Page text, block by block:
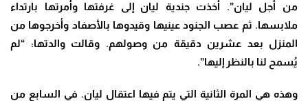
من أجل ليان”. أخذت جندية ليان إلى غرفتها وأمرتها بارتداء
ملابسها. ثم عصب الجنود عينيها وقيدوها بالأصفاد وأخرجوها من
المنزل بعد عشرين دقيقة من وصولهم. وقالت والدتها: “لم
يُسمح لنا بالنظر إليها”.
وهذه هي المرة الثانية التي يتم فيها اعتقال ليان. في السابع من